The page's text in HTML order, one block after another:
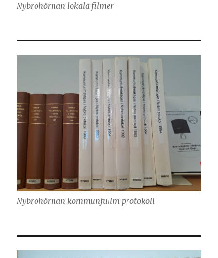
Nybrohörnan lokala filmer
Nybrohörnan kommunfullm protokoll